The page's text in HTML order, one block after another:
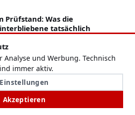
und Werbung. Technisch
immer aktiv.
Einstellungen
Akzeptieren
Prüfstand: Was die
tatsächlich
nahe der Straße von